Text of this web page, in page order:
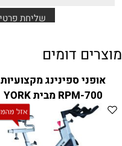
מוצרים דומים
אופני ספינינג מקצועיות
RPM-700 מבית YORK